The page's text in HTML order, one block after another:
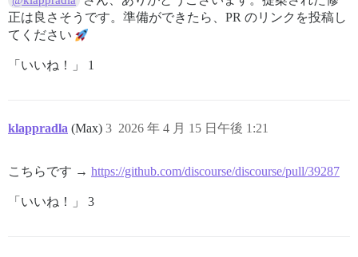
+        >
+          <this.channelTitle
+        </LinkTo>
+    {{/if}}
正は良さそうです。準備ができたら、PR のリンクを投稿し
てください
「いいね！」 1
klappradla (Max) 2026 年 4 月 15 日午後 1:21
3
こちらです → https://github.com/discourse/discourse/pull/39287
「いいね！」 3